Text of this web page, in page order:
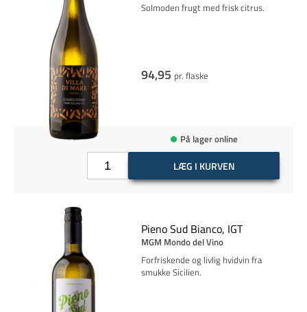
Solmoden frugt med frisk citrus.
94,95 pr. flaske
På lager online
LÆG I KURVEN
Pieno Sud Bianco, IGT
MGM Mondo del Vino
Forfriskende og livlig hvidvin fra
smukke Sicilien.